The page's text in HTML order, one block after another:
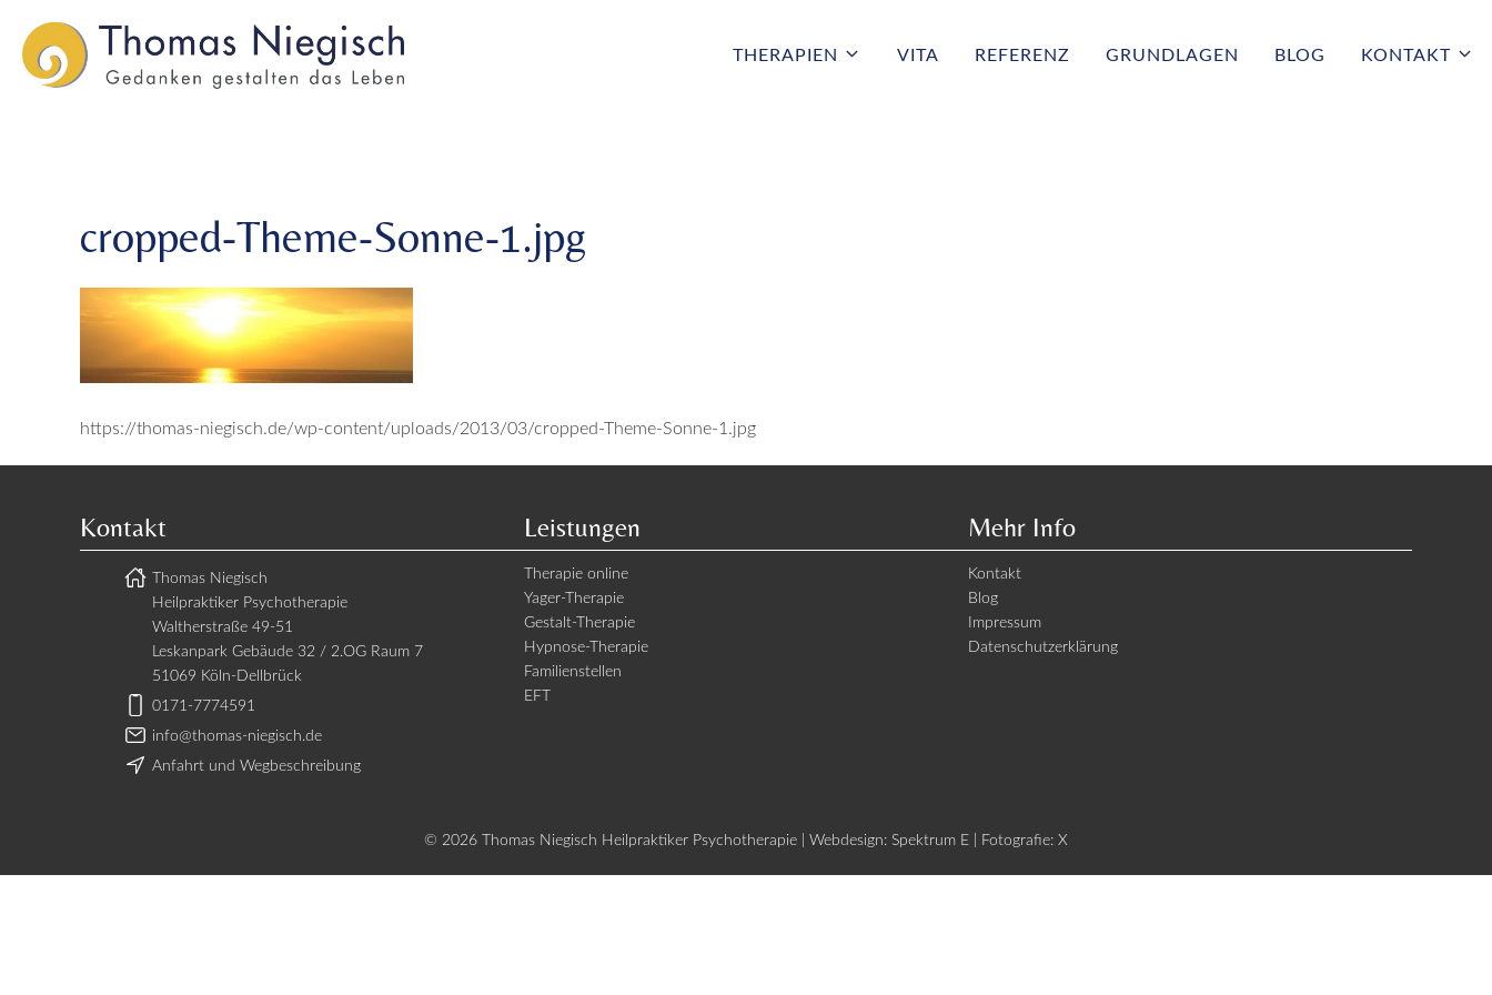
to
main
to
main
THERAPIEN VITA REFERENZ GRUNDLAGEN BLOG KONTAKT
cropped-Theme-Sonne-1.jpg
cropped-Theme-Sonne-1.jpg
https://thomas-niegisch.de/wp-content/uploads/2013/03/cropped-Theme-Sonne-1.jpg
Kontakt
Thomas Niegisch
Heilpraktiker Psychotherapie
Waltherstraße 49-51
Leskanpark Gebäude 32 / 2.OG Raum 7
51069 Köln-Dellbrück
0171-7774591
info@thomas-niegisch.de
Anfahrt und Wegbeschreibung
Leistungen
Therapie online
Yager-Therapie
Gestalt-Therapie
Hypnose-Therapie
Familienstellen
EFT
Mehr Info
Kontakt
Blog
Impressum
Datenschutzerklärung
© 2026 Thomas Niegisch Heilpraktiker Psychotherapie | Webdesign: Spektrum E | Fotografie: X